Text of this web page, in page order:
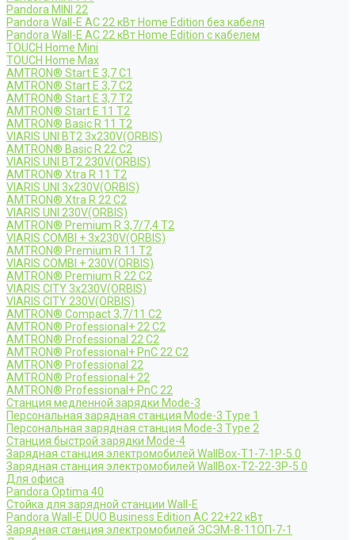
Pandora MINI 22
Pandora Wall-E AC 22 кВт Home Edition без кабеля
Pandora Wall-E AC 22 кВт Home Edition с кабелем
TOUCH Home Mini
TOUCH Home Max
AMTRON® Start E 3,7 C1
AMTRON® Start E 3,7 C2
AMTRON® Start E 3,7 T2
AMTRON® Start E 11 T2
AMTRON® Basic R 11 T2
VIARIS UNI BT2 3x230V(ORBIS)
AMTRON® Basic R 22 C2
VIARIS UNI BT2 230V(ORBIS)
AMTRON® Xtra R 11 T2
VIARIS UNI 3x230V(ORBIS)
AMTRON® Xtra R 22 C2
VIARIS UNI 230V(ORBIS)
AMTRON® Premium R 3,7/7,4 T2
VIARIS COMBI + 3x230V(ORBIS)
AMTRON® Premium R 11 T2
VIARIS COMBI + 230V(ORBIS)
AMTRON® Premium R 22 C2
VIARIS CITY 3x230V(ORBIS)
VIARIS CITY 230V(ORBIS)
AMTRON® Compact 3,7/11 C2
AMTRON® Professional+ 22 C2
AMTRON® Professional 22 C2
AMTRON® Professional+ PnC 22 C2
AMTRON® Professional 22
AMTRON® Professional+ 22
AMTRON® Professional+ PnC 22
Станция медленной зарядки Mode-3
Персональная зарядная станция Mode-3 Type 1
Персональная зарядная станция Mode-3 Type 2
Станция быстрой зарядки Mode-4
Зарядная станция электромобилей WallBox-Т1-7-1Р-5.0
Зарядная станция электромобилей WallBox-Т2-22-3Р-5.0
Для офиса
Pandora Optima 40
Стойка для зарядной станции Wall-E
Pandora Wall-E DUO Business Edition AC 22+22 кВт
Зарядная станция электромобилей ЭСЭМ-8-11ОП-7-1